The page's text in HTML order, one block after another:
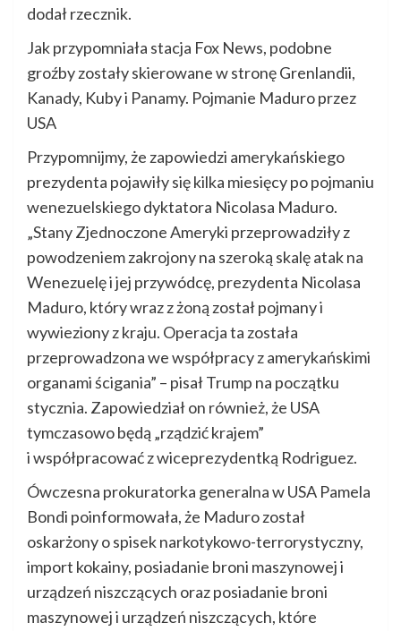
dodał rzecznik.
Jak przypomniała stacja Fox News, podobne
groźby zostały skierowane w stronę Grenlandii,
Kanady, Kuby i Panamy. Pojmanie Maduro przez
USA
Przypomnijmy, że zapowiedzi amerykańskiego
prezydenta pojawiły się kilka miesięcy po pojmaniu
wenezuelskiego dyktatora Nicolasa Maduro.
„Stany Zjednoczone Ameryki przeprowadziły z
powodzeniem zakrojony na szeroką skalę atak na
Wenezuelę i jej przywódcę, prezydenta Nicolasa
Maduro, który wraz z żoną został pojmany i
wywieziony z kraju. Operacja ta została
przeprowadzona we współpracy z amerykańskimi
organami ścigania” – pisał Trump na początku
stycznia. Zapowiedział on również, że USA
tymczasowo będą „rządzić krajem”
i współpracować z wiceprezydentką Rodriguez.
Ówczesna prokuratorka generalna w USA Pamela
Bondi poinformowała, że Maduro został
oskarżony o spisek narkotykowo-terrorystyczny,
import kokainy, posiadanie broni maszynowej i
urządzeń niszczących oraz posiadanie broni
maszynowej i urządzeń niszczących, które